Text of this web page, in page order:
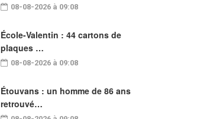
08-08-2026 à 09:08
École-Valentin : 44 cartons de
plaques …
08-08-2026 à 09:08
Étouvans : un homme de 86 ans
retrouvé…